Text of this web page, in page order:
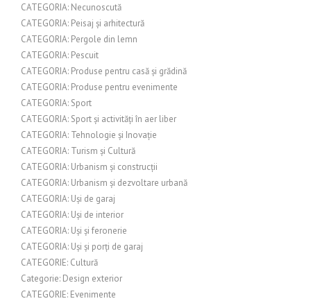
CATEGORIA: Necunoscută
CATEGORIA: Peisaj și arhitectură
CATEGORIA: Pergole din lemn
CATEGORIA: Pescuit
CATEGORIA: Produse pentru casă și grădină
CATEGORIA: Produse pentru evenimente
CATEGORIA: Sport
CATEGORIA: Sport și activități în aer liber
CATEGORIA: Tehnologie și Inovație
CATEGORIA: Turism și Cultură
CATEGORIA: Urbanism și construcții
CATEGORIA: Urbanism și dezvoltare urbană
CATEGORIA: Uși de garaj
CATEGORIA: Uși de interior
CATEGORIA: Uși și feronerie
CATEGORIA: Uși și porți de garaj
CATEGORIE: Cultură
Categorie: Design exterior
CATEGORIE: Evenimente